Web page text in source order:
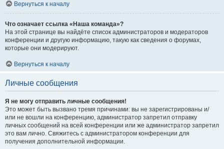
Вернуться к началу
Что означает ссылка «Наша команда»?
На этой странице вы найдёте список администраторов и модераторов
конференции и другую информацию, такую как сведения о форумах,
которые они модерируют.
Вернуться к началу
Личные сообщения
Я не могу отправить личные сообщения!
Это может быть вызвано тремя причинами: вы не зарегистрированы и/
или не вошли на конференцию, администратор запретил отправку
личных сообщений на всей конференции или же администратор запретил
это вам лично. Свяжитесь с администратором конференции для
получения дополнительной информации.